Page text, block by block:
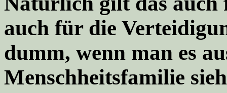
auch für die
dumm, wenn man es
Menschheitsfamilie